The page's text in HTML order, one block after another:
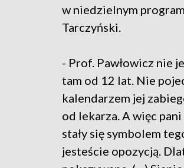
w niedzielnym
Tarczyński.
- Prof. Pawłowicz nie
tam od 12 lat. Nie
kalendarzem jej
od lekarza. A więc
stały się symbolem
jesteście opozycją.